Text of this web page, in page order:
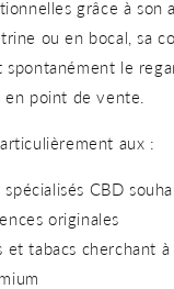
grâce à son
ou en bocal, sa
le
point de vente.
aux :
spécialisés CBD
originales
et tabacs cherchant